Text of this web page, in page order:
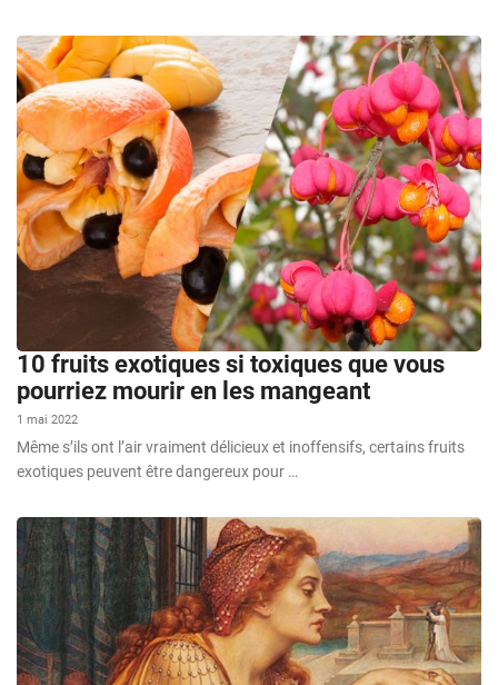
10 fruits exotiques si toxiques que vous
pourriez mourir en les mangeant
1 mai 2022
Même s’ils ont l’air vraiment délicieux et inoffensifs, certains fruits
exotiques peuvent être dangereux pour …